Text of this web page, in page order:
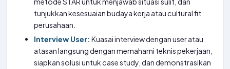
tunjukkan kesesuaian budaya kerja atau cultural fit
perusahaan.
Interview User: Kuasai interview dengan user atau
atasan langsung dengan memahami teknis pekerjaan,
siapkan solusi untuk case study, dan demonstrasikan